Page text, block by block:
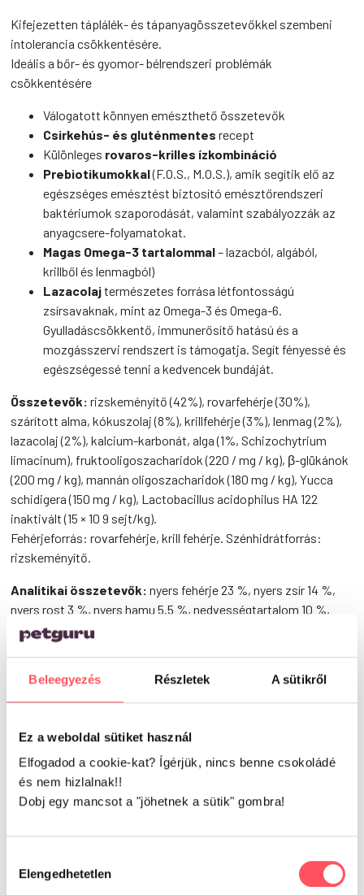
Beleegyezés Részletek A sütikről
Ez a weboldal sütiket használ
Elfogadod a cookie-kat? Ígérjük, nincs benne csokoládé
és nem hizlalnak!!
Dobj egy mancsot a "jöhetnek a sütik" gombra!
kiválasztása
Elengedhetetlen
Kifejezetten táplálék- és tápanyagösszetevőkkel szembeni
intolerancia csökkentésére.
Ideális a bőr- és gyomor- bélrendszeri problémák
csökkentésére
Válogatott könnyen emészthető összetevők
Csirkehús- és gluténmentes recept
Különleges rovaros-krilles ízkombináció
Prebiotikumokkal(F.O.S., M.O.S.), amik segítik elő az
egészséges emésztést biztosító emésztőrendszeri
baktériumok szaporodását, valamint szabályozzák az
anyagcsere-folyamatokat.
Magas Omega-3 tartalommal– lazacból, algából,
krillből és lenmagból)
Lazacolajtermészetes forrása létfontosságú
zsírsavaknak, mint az Omega-3 és Omega-6.
Gyulladáscsökkentő, immunerősítő hatású és a
mozgásszervi rendszert is támogatja. Segít fényessé és
egészségessé tenni a kedvencek bundáját.
Összetevők: rizskeményítő (42%), rovarfehérje (30%),
szárított alma, kókuszolaj (8%), krillfehérje (3%), lenmag (2%),
lazacolaj (2%), kalcium-karbonát, alga (1%, Schizochytrium
limacinum), fruktooligoszacharidok (220 / mg / kg), β-glükánok
(200 mg / kg), mannán oligoszacharidok (180 mg / kg), Yucca
schidigera (150 mg / kg), Lactobacillus acidophilus HA 122
inaktivált (15 × 10 9 sejt/kg).
​Fehérjeforrás: rovarfehérje, krill fehérje. Szénhidrátforrás:
rizskeményítő.
Analitikai összetevők: nyers fehérje 23 %, nyers zsír 14 %,
nyers rost 3 %, nyers hamu 5.5 %, nedvességtartalom 10 %,
omega-3 zsírsavak 1 %, omega-6 zsírsavak 1.5 %, kalcium 1.2
%, foszfát 0.8 %, nátrium 0.2 %, EPA (20:5 n-3) 0.3 %, DHA
0